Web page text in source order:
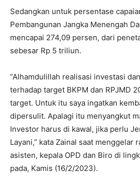
Sedangkan untuk persentase
Pembangunan Jangka Menengah
mencapai 274,09 persen, dari
sebesar Rp 5 triliun.
“Alhamdulillah realisasi investasi
terhadap target BKPM dan RPJMD
target. Untuk itu saya ingatkan
dipersulit. Apalagi itu menyangkut
Investor harus di kawal, jika perlu
Layani,” kata Zainal saat menggelar
asisten, kepala OPD dan Biro di
pada, Kamis (16/2/2023).